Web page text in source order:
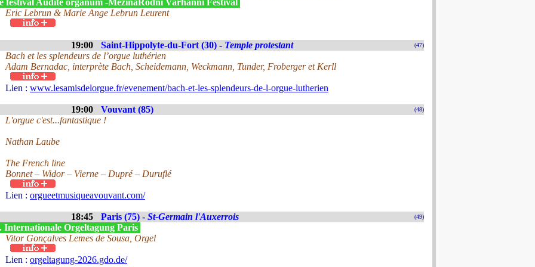
festival Audite organum -MezináRodní Varhanní Festival
Eric Lebrun & Marie Ange Lebrun Leurent
19:00 Saint-Hippolyte-du-Fort (30) - Temple protestant (47)
Bach et les splendeurs de l’orgue luthérien
Adam Bernadac, interprète Bach, Scheidemann, Weckmann, Tunder, Froberger et Kerll
Lien : www.lesamisdelorgue.fr/evenement/bach-et-les-splendeurs-de-l-orgue-lutherien
19:00 Vouvant (85) (48)
L'orgue c'est...fantastique !
Nathan Laube
The French line
Bonnet – Widor – Vierne – Dupré – Duruflé
Lien : orgueetmusiqueavouvant.com/
18:45 Paris (75) - St-Germain l'Auxerrois (49)
Internationale Orgeltagung Paris
Vitor Gonçalves Lemes de Sousa, Orgel
Lien : orgeltagung-2026.gdo.de/